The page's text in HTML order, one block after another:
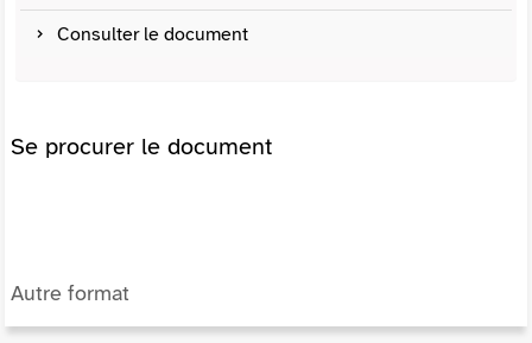
Consulter le document
Se procurer le document
Autre format